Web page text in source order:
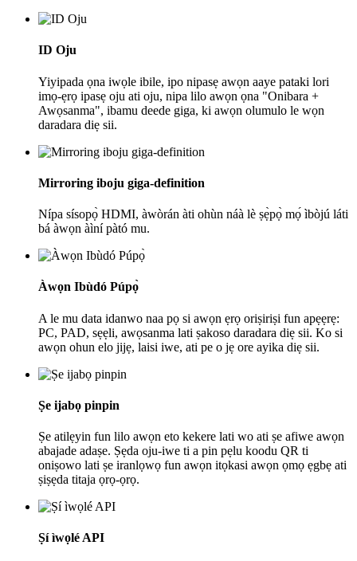
ID Oju
Yiyipada ọna iwọle ibile, ipo nipasẹ awọn aaye pataki lori
imọ-ẹrọ ipasẹ oju ati oju, nipa lilo awọn ọna "Onibara +
Awọsanma", ibamu deede giga, ki awọn olumulo le wọn
daradara diẹ sii.
Mirroring iboju giga-definition
Nípa sísopọ̀ HDMI, àwòrán àti ohùn náà lè ṣẹ̀pọ̀ mọ́ ìbòjú láti
bá àwọn àìní pàtó mu.
Àwọn Ibùdó Púpọ̀
A le mu data idanwo naa pọ si awọn ẹrọ oriṣiriṣi fun apẹẹrẹ:
PC, PAD, sẹẹli, awọsanma lati ṣakoso daradara diẹ sii. Ko si
awọn ohun elo jijẹ, laisi iwe, ati pe o jẹ ore ayika diẹ sii.
Ṣe ijabọ pinpin
Ṣe atilẹyin fun lilo awọn eto kekere lati wo ati ṣe afiwe awọn
abajade adaṣe. Ṣẹda oju-iwe ti a pin pẹlu koodu QR ti
oniṣowo lati ṣe iranlọwọ fun awọn itọkasi awọn ọmọ ẹgbẹ ati
ṣiṣẹda titaja ọrọ-ọrọ.
Ṣí ìwọlé API